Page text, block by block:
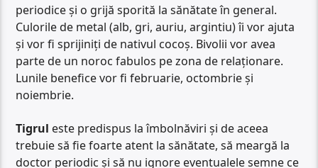
periodice și o grijă sporită la sănătate în general.
Culorile de metal (alb, gri, auriu, argintiu) îi vor ajuta
și vor fi sprijiniți de nativul cocoș. Bivolii vor avea
parte de un noroc fabulos pe zona de relaționare.
Lunile benefice vor fi februarie, octombrie și
noiembrie.
Tigrul este predispus la îmbolnăviri și de aceea
trebuie să fie foarte atent la sănătate, să meargă la
doctor periodic și să nu ignore eventualele semne ce